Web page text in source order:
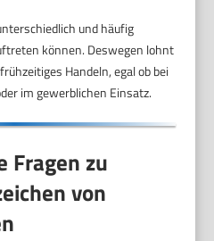
und häufig
können. Deswegen lohnt
Handeln, egal ob bei
im gewerblichen Einsatz.
Fragen zu
von